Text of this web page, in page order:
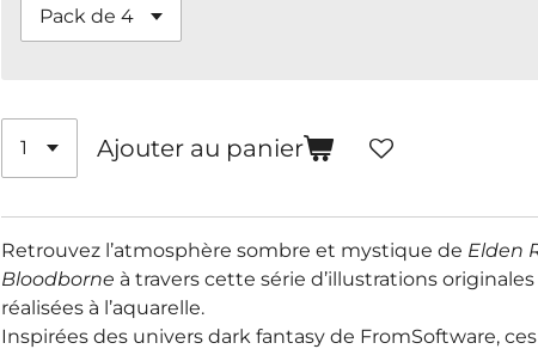
Ajouter au panier
Retrouvez l’atmosphère sombre et mystique de Elden
Bloodborne à travers cette série d’illustrations originales
réalisées à l’aquarelle.
Inspirées des univers dark fantasy de FromSoftware, ces